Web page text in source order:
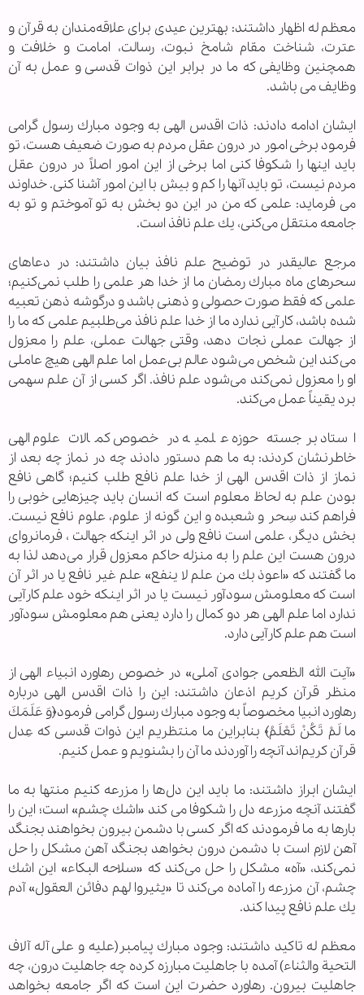
معظم له اظهار داشتند: بهترین عیدی برای علاقه‌مندان به قرآن و
عترت، شناخت مقام شامخ نبوت، رسالت، امامت و خلافت و
همچنین وظایفی كه ما در برابر این ذوات قدسی و عمل به آن
وظایف می باشد.
ایشان ادامه دادند: ذات اقدس الهی به وجود مبارك رسول گرامی
فرمود برخی امور در درون عقل مردم به صورت ضعیف هست، تو
باید اینها را شكوفا كنی اما برخی از این امور اصلاً در درون عقل
مردم نیست، تو باید آنها را كم و بیش با این امور آشنا كنی. خداوند
می فرماید: علمی كه من در این دو بخش به تو آموختم و تو به
جامعه منتقل می‌كنی، یك علم نافذ است.
مرجع عالیقدر در توضیح علم نافذ بیان داشتند: در دعاهای
سحرهای ماه مبارك رمضان ما از خدا هر علمی را طلب نمی‌كنیم؛
علمی كه فقط صورت حصولی و ذهنی باشد و درگوشه ذهن تعبیه
شده باشد، كارآیی ندارد ما از خدا علم نافذ می‌طلبیم علمی كه ما را
از جهالت عملی نجات دهد، وقتی جهالت عملی، علم را معزول
می‌كند این شخص می‌شود عالم بی‌عمل اما علم الهی هیچ عاملی
او را معزول نمی‌كند می‌شود علم نافذ. اگر كسی از آن علم سهمی
برد یقیناً عمل می‌كند.
استاد برجسته حوزه علمیه در خصوص کمالات علوم الهی
خاطرنشان کردند: به ما هم دستور دادند چه در نماز چه بعد از
نماز از ذات اقدس الهی از خدا علم نافع طلب كنیم؛ گاهی نافع
بودن علم به لحاظ معلوم است كه انسان باید چیزهایی خوبی را
فراهم كند سِحر و شعبده و این گونه از علوم، علوم نافع نیست.
بخش دیگر، علمی است نافع ولی در اثر اینكه جهالت ، فرمانروای
درون هست این علم را به منزله حاكم معزول قرار می‌دهد لذا به
ما گفتند كه «اعوذ بك من علم لا ینفع» علم غیر نافع یا در اثر آن
است كه معلومش سودآور نیست یا در اثر اینكه خود علم كارآیی
ندارد اما علم الهی هر دو كمال را دارد یعنی هم معلومش سودآور
است هم علم كارآیی دارد.
«آیت الله الظعمی جوادی آملی» در خصوص رهاورد انبیاء الهی از
منظر قرآن کریم اذعان داشتند: این را ذات اقدس الهی درباره
رهاورد انبیا مخصوصاً به وجود مبارك رسول گرامی فرمود﴿وَ عَلَمَكَ
ما لَمْ تَكُنْ تَعْلَمُ﴾ بنابراین ما منتظریم این ذوات قدسی كه عِدل
قرآن كریم‌اند آنچه را آوردند ما آن را بشنویم و عمل كنیم.
ایشان ابراز داشتند: ما باید این دل‌ها را مزرعه كنیم منتها به ما
گفتند آنچه مزرعه دل را شكوفا می كند «اشك چشم» است؛ این را
بارها به ما فرمودند كه اگر كسی با دشمن بیرون بخواهند بجنگد
آهن لازم است با دشمن درون بخواهد بجنگد آهن مشكل را حل
نمی‌كند، «آه» مشكل را حل می‌كند كه «سلاحه البكاء» این اشك
چشم، آن مزرعه را آماده می‌كند تا «یثیروا لهم دفائن العقول» آدم
یك علم نافع پیدا كند.
معظم له تاکید داشتند: وجود مبارك پیامبر(علیه و علی آله آلاف
التحیة والثناء) آمده با جاهلیت مبارزه كرده چه جاهلیت درون، چه
جاهلیت بیرون. رهاورد حضرت این است كه اگر جامعه بخواهد